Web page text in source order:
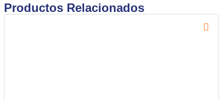
Productos Relacionados